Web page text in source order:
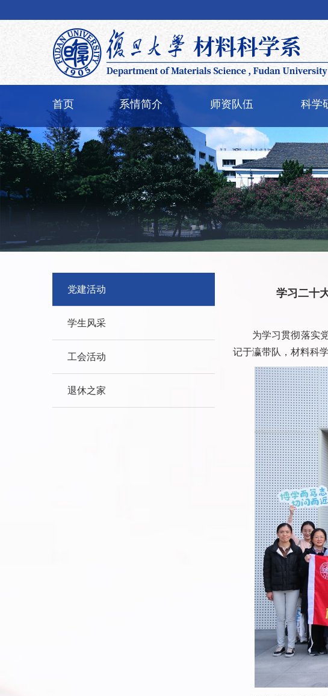
首页 系情简介 师资队伍 科学
党建活动
学生风采
工会活动
退休之家
学习二十
为学习贯彻落实
记于瀛带队，材料科